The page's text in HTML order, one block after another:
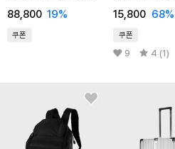
88,800 19%
쿠폰
15,800 68%
쿠폰
9 4 (1)